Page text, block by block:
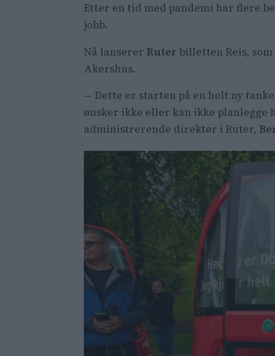
Etter en tid med pandemi har flere
jobb.
Nå lansererRuter billetten Reis,
Akershus.
— Dette er starten på en helt ny
ønsker ikke eller kan ikke
administrerende direktør i Ruter,